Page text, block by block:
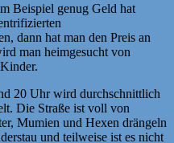
Beispiel genug Geld hat
dann hat man den Preis an
man heimgesucht von
20 Uhr wird durchschnittlich
Die Straße ist voll von
Mumien und Hexen drängeln
und teilweise ist es nicht